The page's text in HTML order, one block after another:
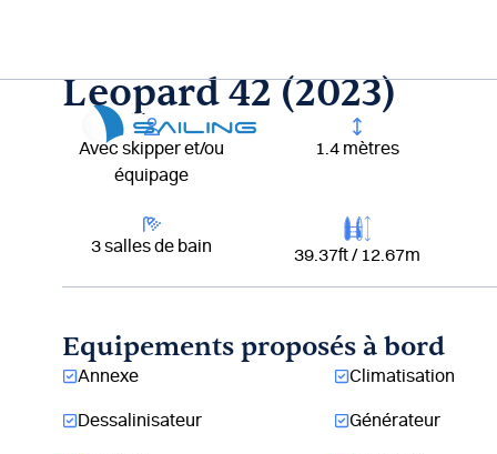
Leopard 42 (2023)
Avec skipper et/ou
équipage
1.4 mètres
3 salles de bain 39.37ft / 12.67m
Equipements proposés à bord
Annexe Climatisation
Dessalinisateur Générateur